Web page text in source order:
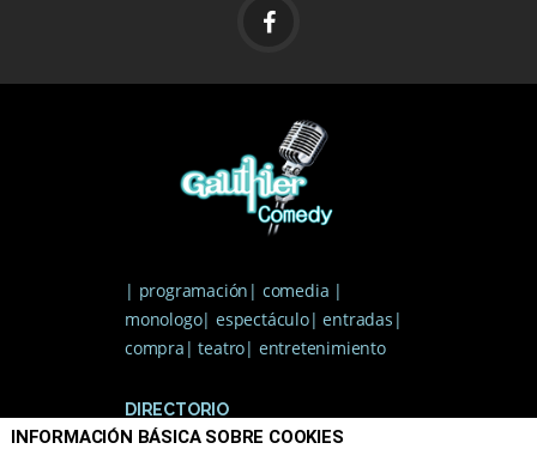
| programación| comedia |
monologo| espectáculo| entradas|
compra| teatro| entretenimiento
DIRECTORIO
INFORMACIÓN BÁSICA SOBRE COOKIES